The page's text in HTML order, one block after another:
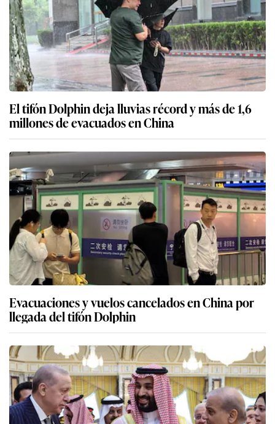
El tifón Dolphin deja lluvias récord y más de 1,6
millones de evacuados en China
Evacuaciones y vuelos cancelados en China por
llegada del tifón Dolphin